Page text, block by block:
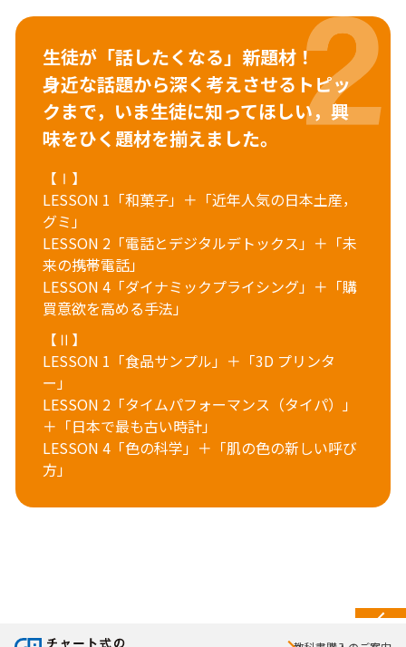
生徒が「話したくなる」新題材！
身近な話題から深く考えさせるトピッ
クまで， いま生徒に知ってほしい，興
味をひく題材を揃えました。
【Ⅰ】
LESSON 1「和菓子」＋「近年人気の日本土産，
グミ」
LESSON 2「電話とデジタルデトックス」＋「未
来の携帯電話」
LESSON 4「ダイナミックプライシング」＋「購
買意欲を高める手法」
【Ⅱ】
LESSON 1「食品サンプル」＋「3D プリンタ
ー」
LESSON 2「タイムパフォーマンス（タイパ）」
＋「日本で最も古い時計」
LESSON 4「色の科学」＋「肌の色の新しい呼び
方」